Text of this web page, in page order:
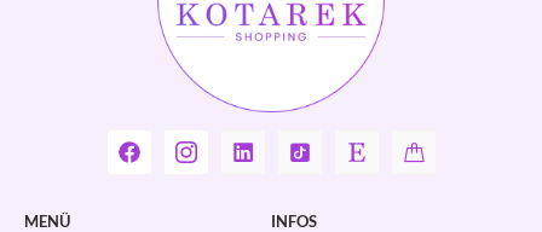
MENÜ INFOS